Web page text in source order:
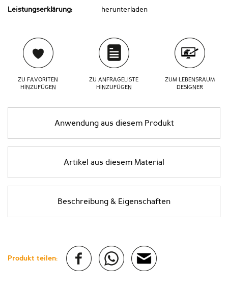
Leistungserklärung: herunterladen
ZU FAVORITEN
HINZUFÜGEN
ZU ANFRAGELISTE
HINZUFÜGEN
ZUM LEBENSRAUM
DESIGNER
Anwendung aus diesem Produkt
Artikel aus diesem Material
Beschreibung & Eigenschaften
Produkt teilen: